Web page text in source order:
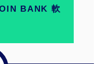
BANK 軟